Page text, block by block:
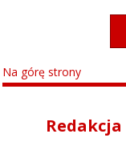
Na górę strony
Redakcja